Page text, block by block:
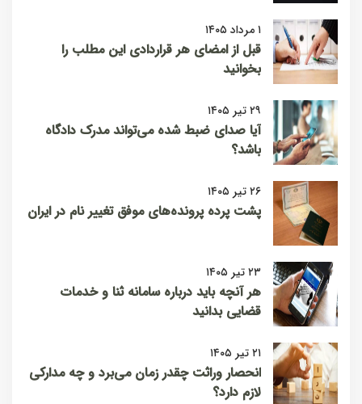
۱ مرداد ۱۴۰۵
قبل از امضای هر قراردادی این مطلب را
بخوانید
۲۹ تیر ۱۴۰۵
آیا صدای ضبط شده می‌تواند مدرک دادگاه
باشد؟
۲۶ تیر ۱۴۰۵
پشت پرده پرونده‌های موفق تغییر نام در ایران
۲۳ تیر ۱۴۰۵
هر آنچه باید درباره سامانه ثنا و خدمات
قضایی بدانید
۲۱ تیر ۱۴۰۵
انحصار وراثت چقدر زمان می‌برد و چه مدارکی
لازم دارد؟